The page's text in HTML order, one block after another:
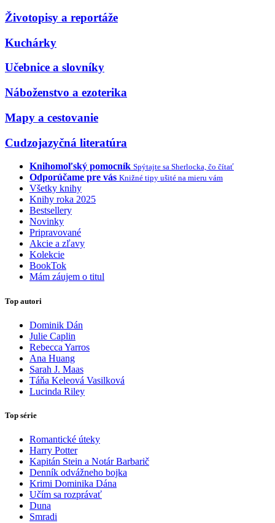
Životopisy a reportáže
Kuchárky
Učebnice a slovníky
Náboženstvo a ezoterika
Mapy a cestovanie
Cudzojazyčná literatúra
Knihomoľský pomocník Spýtajte sa Sherlocka, čo čítať
Odporúčame pre vás Knižné tipy ušité na mieru vám
Všetky knihy
Knihy roka 2025
Bestsellery
Novinky
Pripravované
Akcie a zľavy
Kolekcie
BookTok
Mám záujem o titul
Top autori
Dominik Dán
Julie Caplin
Rebecca Yarros
Ana Huang
Sarah J. Maas
Táňa Keleová Vasilková
Lucinda Riley
Top série
Romantické úteky
Harry Potter
Kapitán Stein a Notár Barbarič
Denník odvážneho bojka
Krimi Dominika Dána
Učím sa rozprávať
Duna
Smradi